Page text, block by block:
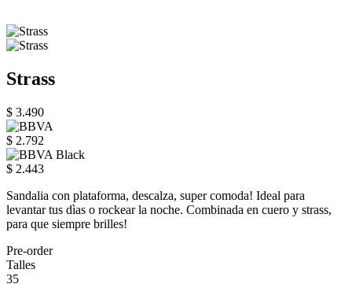
Strass
$ 3.490
$ 2.792
$ 2.443
Sandalia con plataforma, descalza, super comoda! Ideal para
levantar tus dìas o rockear la noche. Combinada en cuero y strass,
para que siempre brilles!
Pre-order
Talles
35